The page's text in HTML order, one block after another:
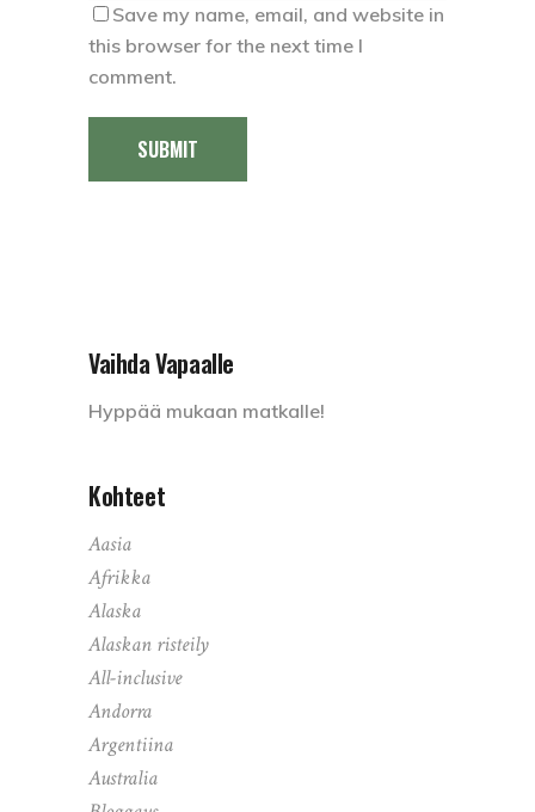
Save my name, email, and website in
this browser for the next time I
comment.
SUBMIT
Vaihda Vapaalle
Hyppää mukaan matkalle!
Kohteet
Aasia
Afrikka
Alaska
Alaskan risteily
All-inclusive
Andorra
Argentiina
Australia